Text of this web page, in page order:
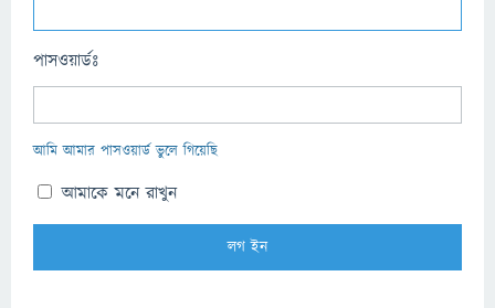
পাসওয়ার্ডঃ
আমি আমার পাসওয়ার্ড ভুলে গিয়েছি
আমাকে মনে রাখুন